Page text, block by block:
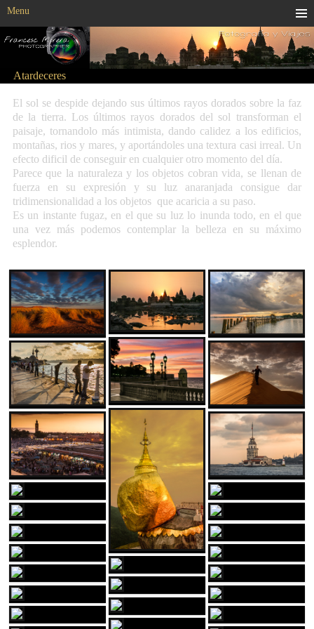
Atardeceres
Menu
El sol se despide dejando sus últimos rayos dorados sobre la faz
de la tierra. Los últimos rayos dorados del sol transforman el
paisaje, tornandolo más intimista, dando calidez a los edificios,
montañas, rios y mares, y aportándoles una textura casi irreal. Un
efecto dificil de conseguir en cualquier otro momento del día.
Parece que la naturaleza y los objetos cobran vida, se llenan de
fuerza en su expresión y su luz anaranjada consigue dar
tridimensionalidad a los objetos que acaricia a su paso.
Es un instante fugaz, en el que su luz lo inunda todo, en el que
una vez más podemos contemplar la belleza en su máximo
esplendor.